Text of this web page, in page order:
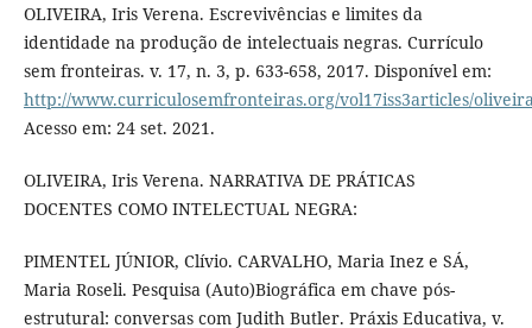
OLIVEIRA, Iris Verena. Escrevivências e limites da
identidade na produção de intelectuais negras. Currículo
sem fronteiras. v. 17, n. 3, p. 633-658, 2017. Disponível em:
http://www.curriculosemfronteiras.org/vol17iss3articles/
Acesso em: 24 set. 2021.
OLIVEIRA, Iris Verena. NARRATIVA DE PRÁTICAS
DOCENTES COMO INTELECTUAL NEGRA:
PIMENTEL JÚNIOR, Clívio. CARVALHO, Maria Inez e SÁ,
Maria Roseli. Pesquisa (Auto)Biográfica em chave pós-
estrutural: conversas com Judith Butler. Práxis Educativa, v.